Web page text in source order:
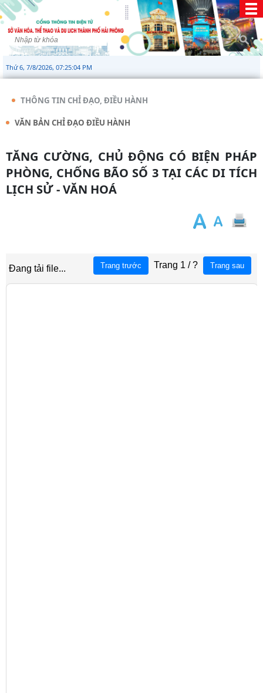
Thứ 6, 7/8/2026, 07:25:05 PM
THÔNG TIN CHỈ ĐẠO, ĐIỀU HÀNH
VĂN BẢN CHỈ ĐẠO ĐIỀU HÀNH
TĂNG CƯỜNG, CHỦ ĐỘNG CÓ BIỆN PHÁP
PHÒNG, CHỐNG BÃO SỐ 3 TẠI CÁC DI TÍCH
LỊCH SỬ - VĂN HOÁ